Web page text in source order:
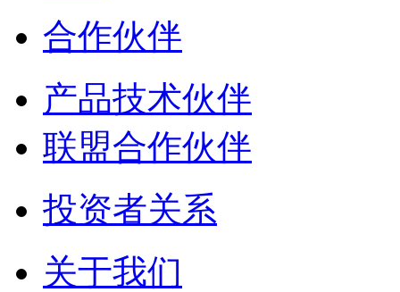
合作伙伴
产品技术伙伴
联盟合作伙伴
投资者关系
关于我们